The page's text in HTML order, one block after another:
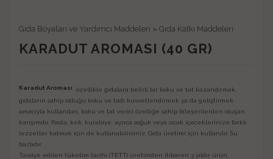
Gıda Boyaları ve Yardımcı Maddeleri » Gıda Katkı Maddeleri
KARADUT AROMASI (40 GR)
Karadut Aroması
özellikle gıdalara belirli bir koku ve tat kazandırmak,
gıdaların sahip olduğu koku ve tadı kuvvetlendirmek ya da geliştirmek
amacıyla kullanılan, koku ve tat verici özelliğe sahip bileşenlerden oluşan
karışımdır. Pasta, kek, kurabiye, ayrıca soğuk veya sıcak içeceklerinize farklı
lezzetler katmak için de kullanabilirsiniz. Gıda üretimi için kullanılır. Su
bazlıdır.
Tavsiye edilen tüketim tarihi (TETT) üretimden itibaren 3 yıldır ürün